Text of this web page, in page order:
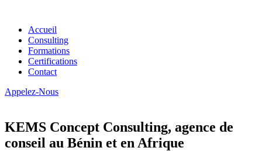
Accueil
Consulting
Formations
Certifications
Contact
Appelez-Nous
KEMS Concept Consulting, agence de
conseil au Bénin et en Afrique